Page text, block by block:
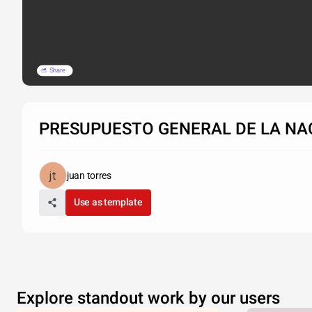
Share
PRESUPUESTO GENERAL DE LA
juan torres
Use as template
Explore standout work by our users